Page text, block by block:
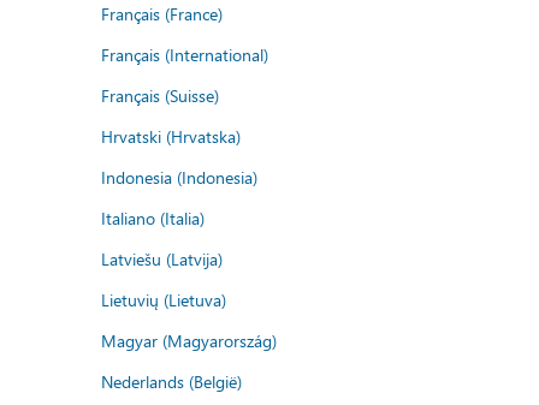
Français (France)
Français (International)
Français (Suisse)
Hrvatski (Hrvatska)
Indonesia (Indonesia)
Italiano (Italia)
Latviešu (Latvija)
Lietuvių (Lietuva)
Magyar (Magyarország)
Nederlands (België)